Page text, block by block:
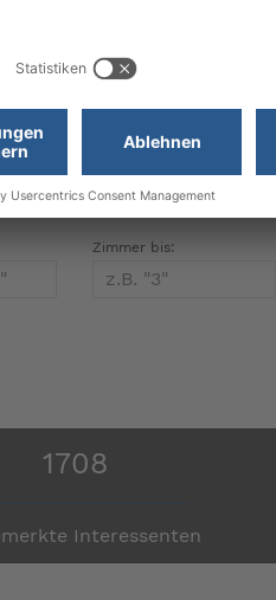
od ...
auf den Fildern
Zimmer bis:
1708
Interessenten